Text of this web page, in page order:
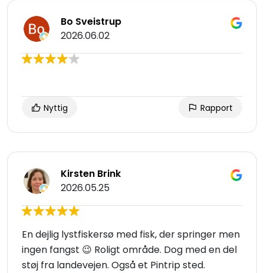
Bo Sveistrup
2026.06.02
Nyttig Rapport
Kirsten Brink
2026.05.25
En dejlig lystfiskersø med fisk, der springer men
ingen fangst 😉 Roligt område. Dog med en del
støj fra landevejen. Også et Pintrip sted.